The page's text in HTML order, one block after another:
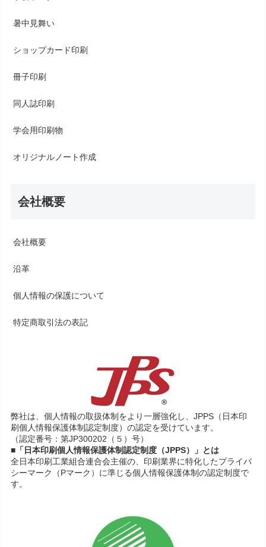
暑中見舞い
ショップカード印刷
冊子印刷
同人誌印刷
学会用印刷物
オリジナルノート作成
会社概要
会社概要
沿革
個人情報の保護について
特定商取引法の表記
弊社は、個人情報の取扱体制をより一層強化し、JPPS（日本印
刷個人情報保護体制認定制度）の認定を受けています。
（認定番号：第JP300202（５）号）
■「日本印刷個人情報保護体制認定制度（JPPS）」とは
全日本印刷工業組合連合会主催の、印刷業界に特化したプライバ
シーマーク（Pマーク）に準じる個人情報保護体制の認定制度で
す。